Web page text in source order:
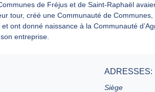
de Fréjus et de Saint-Raphaël
tour, créé une Communauté de
ont donné naissance à la Communauté
entreprise.
ADRESSES:
Siège